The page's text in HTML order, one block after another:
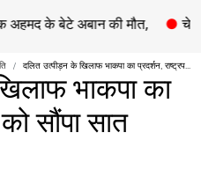
बेटे अबान की मौत, ●चेहल्लुम पर
दलित उत्पीड़न के खिलाफ भाकपा का प्रदर्शन, राष्ट्रप...
भाकपा का
सौंपा सात